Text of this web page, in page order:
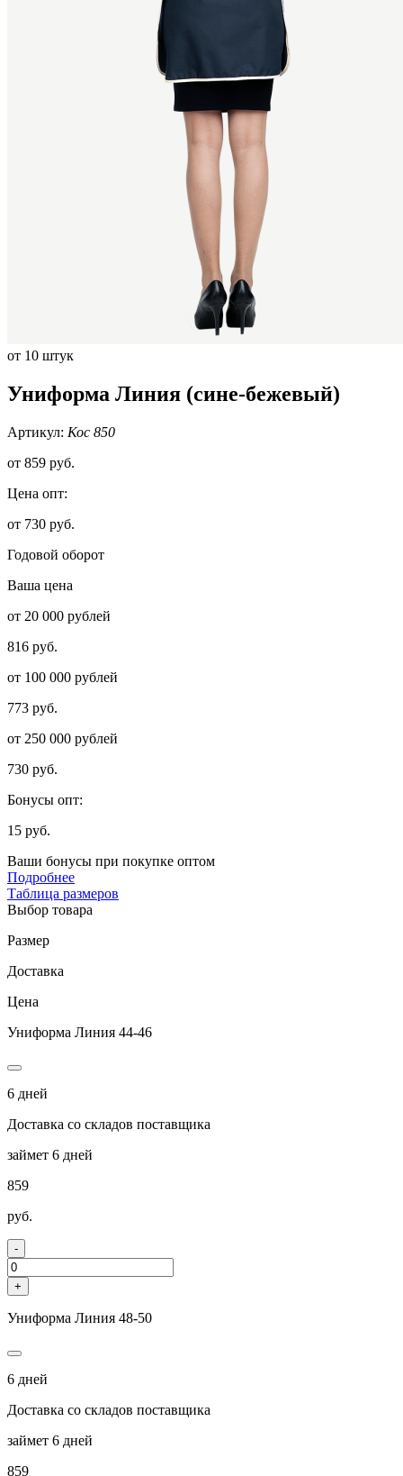
от 10 штук
Униформа Линия (сине-бежевый)
Артикул: Кос 850
от 859 руб.
Цена опт:
от 730 руб.
Годовой оборот
Ваша цена
от 20 000 рублей
816 руб.
от 100 000 рублей
773 руб.
от 250 000 рублей
730 руб.
Бонусы опт:
15 руб.
Ваши бонусы при покупке оптом
Подробнее
Таблица размеров
Выбор товара
Размер
Доставка
Цена
Униформа Линия 44-46
6 дней
Доставка со складов поставщика
займет 6 дней
859
руб.
-
+
Униформа Линия 48-50
6 дней
Доставка со складов поставщика
займет 6 дней
859